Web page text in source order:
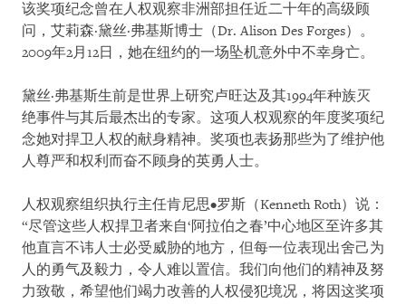
该奖项纪念曾在人权观察非洲部担任近二十年的高级顾
问，艾莉森·黛丝·弗基斯博士（Dr. Alison Des Forges）。
2009年2月 12日，她在纽约的一场坠机意外中不幸身亡。
黛丝·弗基斯生前是世界上研究卢旺达及其1994年种族灭
绝事件与其后最杰出的专家。这项人权观察的年度奖项纪
念她对捍卫人权的献身精神。奖项也表扬那些为了维护他
人尊严和权利而奋不顾身的英勇人士。
人权观察组织执行主任肯尼思•罗斯（Kenneth Roth）说：
“尽管这些人权捍卫者来自‘阿拉伯之春’中心地区至许多其
他直言不讳人士必受威胁的地方，但每一位表现出舍己为
人的勇气及毅力，令人难以置信。我们向他们的精神及努
力致敬，希望他们竭力改善的人权侵犯境况，将因这奖项